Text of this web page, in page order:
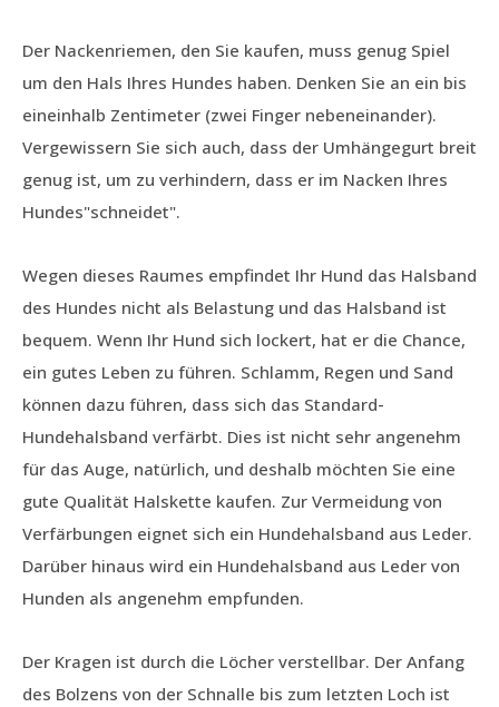
Der Nackenriemen, den Sie kaufen, muss genug Spiel
um den Hals Ihres Hundes haben. Denken Sie an ein bis
eineinhalb Zentimeter (zwei Finger nebeneinander).
Vergewissern Sie sich auch, dass der Umhängegurt breit
genug ist, um zu verhindern, dass er im Nacken Ihres
Hundes"schneidet".
Wegen dieses Raumes empfindet Ihr Hund das Halsband
des Hundes nicht als Belastung und das Halsband ist
bequem. Wenn Ihr Hund sich lockert, hat er die Chance,
ein gutes Leben zu führen. Schlamm, Regen und Sand
können dazu führen, dass sich das Standard-
Hundehalsband verfärbt. Dies ist nicht sehr angenehm
für das Auge, natürlich, und deshalb möchten Sie eine
gute Qualität Halskette kaufen. Zur Vermeidung von
Verfärbungen eignet sich ein Hundehalsband aus Leder.
Darüber hinaus wird ein Hundehalsband aus Leder von
Hunden als angenehm empfunden.
Der Kragen ist durch die Löcher verstellbar. Der Anfang
des Bolzens von der Schnalle bis zum letzten Loch ist